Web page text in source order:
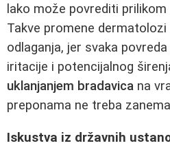
lako može povrediti
Takve promene
odlaganja, jer svaka
iritacije i potencijalnog
uklanjanjem bradavica na
preponama ne treba
Iskustva iz državnih